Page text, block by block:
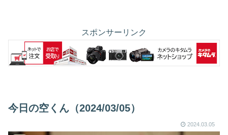
スポンサーリンク
今日の空くん（2024/03/05）
2024.03.05